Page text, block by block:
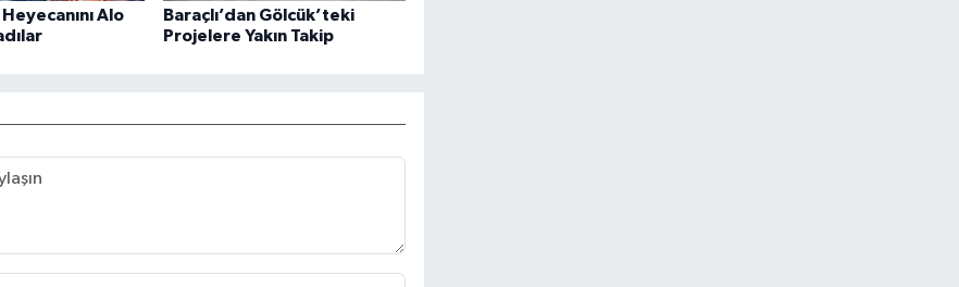
Alo
Baraçlı’dan Gölcük’teki
Projelere Yakın Takip